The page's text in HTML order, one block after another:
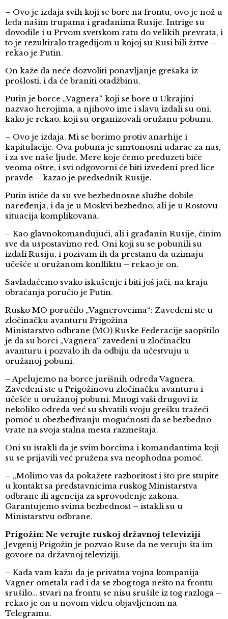
– Ovo je izdaja svih koji se bore na frontu, ovo je nož u
leđa našim trupama i građanima Rusije. Intrige su
dovodile i u Prvom svetskom ratu do velikih prevrata, i
to je rezultiralo tragedijom u kojoj su Rusi bili žrtve –
rekao je Putin.
On kaže da neće dozvoliti ponavljanje grešaka iz
prošlosti, i da će braniti otadžbinu.
Putin je borce „Vagnera“ koji se bore u Ukrajini
nazvao herojima, a njihovo ime i slavu izdali su oni,
kako je rekao, koji su organizovali oružanu pobunu.
– Ovo je izdaja. Mi se borimo protiv anarhije i
kapitulacije. Ova pobuna je smrtonosni udarac za nas,
i za sve naše ljude. Mere koje ćemo preduzeti biće
veoma oštre, i svi odgovorni će biti izvedeni pred lice
pravde – kazao je predsednik Rusije.
Putin ističe da su sve bezbednosne službe dobile
naređenja, i da je u Moskvi bezbedno, ali je u Rostovu
situacija komplikovana.
– Kao glavnokomandujući, ali i građanin Rusije, činim
sve da uspostavimo red. Oni koji su se pobunili su
izdali Rusiju, i pozivam ih da prestanu da uzimaju
učešće u oružanom konfliktu – rekao je on.
Savladaćemo svako iskušenje i biti još jači, na kraju
obraćanja poručio je Putin.
Rusko MO poručilo „Vagnerovcima“: Zavedeni ste u
zločinačku avanturu Prigožina
Ministarstvo odbrane (MO) Ruske Federacije saopštilo
je da su borci „Vagnera“ zavedeni u zločinačku
avanturu i pozvalo ih da odbiju da učestvuju u
oružanoj pobuni.
– Apelujemo na borce jurišnih odreda Vagnera.
Zavedeni ste u Prigožinovu zločinačku avanturu i
učešće u oružanoj pobuni. Mnogi vaši drugovi iz
nekoliko odreda već su shvatili svoju grešku tražeći
pomoć u obezbeđivanju mogućnosti da se bezbedno
vrate na svoja stalna mesta razmeštaja.
Oni su istakli da je svim borcima i komandantima koji
su se prijavili već pružena sva neophodna pomoć.
– „Molimo vas da pokažete razboritost i što pre stupite
u kontakt sa predstavnicima ruskog Ministarstva
odbrane ili agencija za sprovođenje zakona.
Garantujemo svima bezbednost – istakli su u
Ministarstvu odbrane.
Prigožin: Ne verujte ruskoj državnoj televiziji
Jevgenij Prigožin je pozvao Ruse da ne veruju šta im
govore na državnoj televiziji.
– Kada vam kažu da je privatna vojna kompanija
Vagner ometala rad i da se zbog toga nešto na frontu
srušilo… stvari na frontu se nisu srušile iz tog razloga –
rekao je on u novom videu objavljenom na
Telegramu.